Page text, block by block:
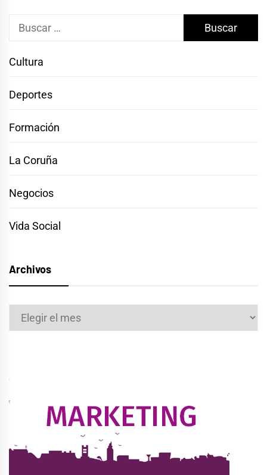
Buscar:
Cultura
Deportes
Formación
La Coruña
Negocios
Vida Social
Archivos
Archivos